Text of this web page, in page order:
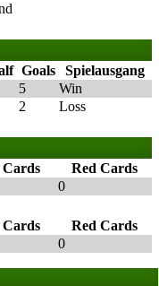
Goals
Spielausgang
5
Win
2 Loss
Cards
Red Cards
0
Cards
Red Cards
0